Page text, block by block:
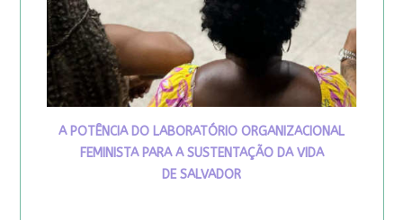
A POTÊNCIA DO LABORATÓRIO ORGANIZACIONAL
FEMINISTA PARA A SUSTENTAÇÃO DA VIDA
DE SALVADOR